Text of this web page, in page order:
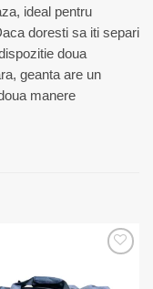
ideal pentru
doresti sa iti separi
doua
geanta are un
manere